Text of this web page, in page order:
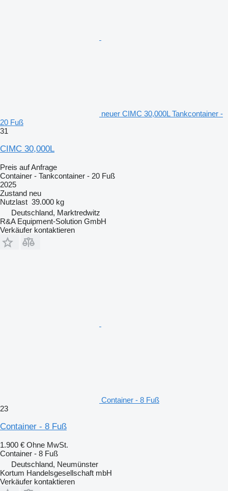
neuer CIMC 30,000L Tankcontainer -
20 Fuß
31
CIMC 30,000L
Preis auf Anfrage
Container - Tankcontainer - 20 Fuß
2025
Zustand neu
Nutzlast 39.000 kg
Deutschland, Marktredwitz
R&A Equipment-Solution GmbH
Verkäufer kontaktieren
Container - 8 Fuß
23
Container - 8 Fuß
1.900 € Ohne MwSt.
Container - 8 Fuß
Deutschland, Neumünster
Kortum Handelsgesellschaft mbH
Verkäufer kontaktieren